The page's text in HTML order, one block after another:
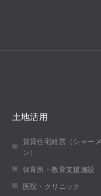
土地活用
賃貸住宅経営（シャー
ン）
保育所・教育支援施設
医院・クリニック